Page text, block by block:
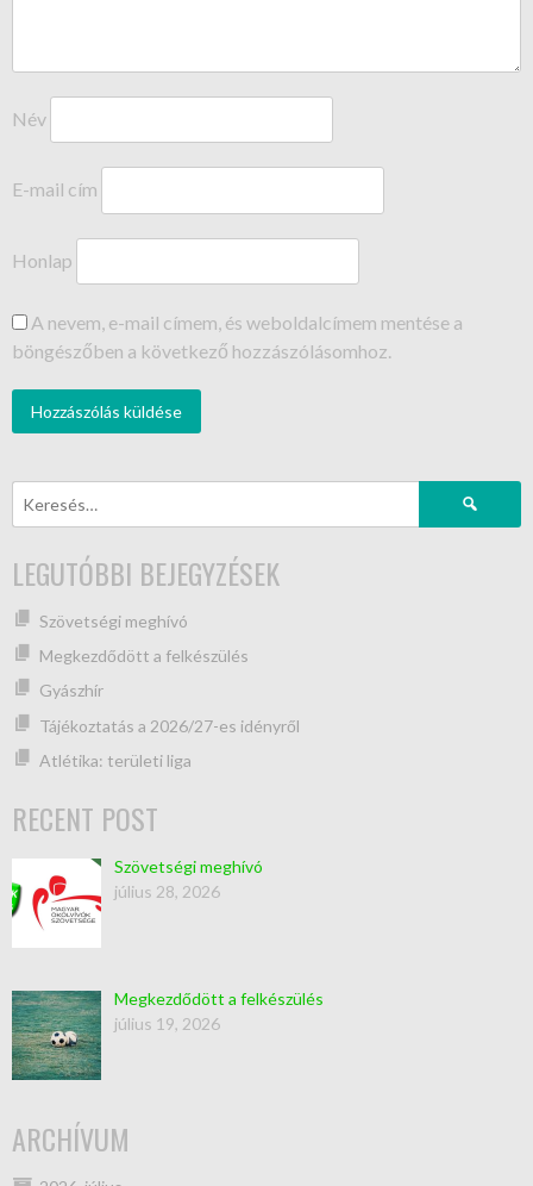
Név
E-mail cím
Honlap
A nevem, e-mail címem, és weboldalcímem mentése a
böngészőben a következő hozzászólásomhoz.
LEGUTÓBBI BEJEGYZÉSEK
Szövetségi meghívó
Megkezdődött a felkészülés
Gyászhír
Tájékoztatás a 2026/27-es idényről
Atlétika: területi liga
RECENT POST
Szövetségi meghívó
július 28, 2026
Megkezdődött a felkészülés
július 19, 2026
ARCHÍVUM